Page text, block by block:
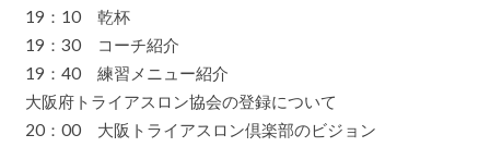
19：10 乾杯
19：30 コーチ紹介
19：40 練習メニュー紹介
大阪府トライアスロン協会の登録について
20：00 大阪トライアスロン倶楽部のビジョン